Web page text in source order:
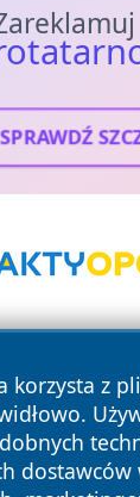
SPRAWDŹ
korzysta z
dostawców